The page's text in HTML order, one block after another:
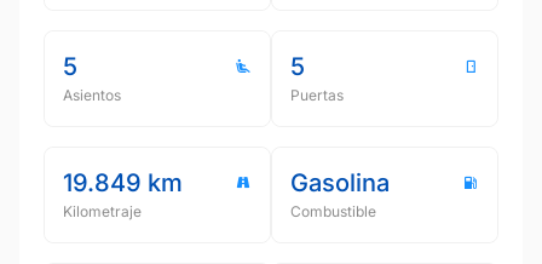
5
Asientos
5
Puertas
19.849 km
Kilometraje
Gasolina
Combustible